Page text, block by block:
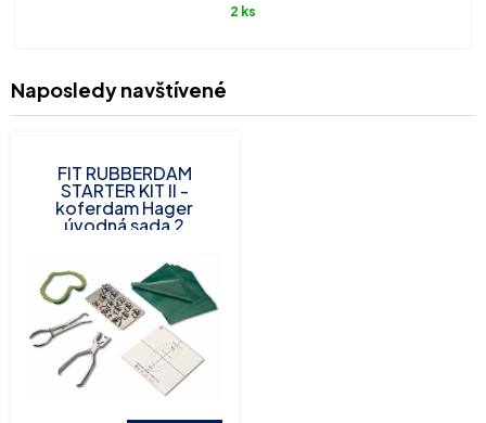
2 ks
Naposledy navštívené
FIT RUBBERDAM
STARTER KIT II -
koferdam Hager
úvodná sada 2